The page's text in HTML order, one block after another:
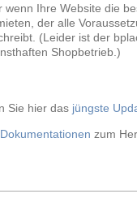
Ihre Website die
der alle
(Leider ist der
Shopbetrieb.)
Sie hier das jüngste
zum